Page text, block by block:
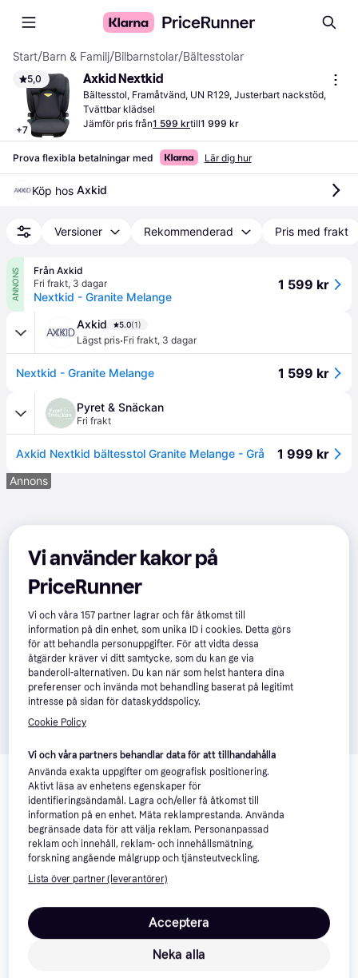
Start/Barn & Familj/Bilbarnstolar/Bältesstolar
5,0
+7
Axkid Nextkid
Bältesstol, Framåtvänd, UN R129, Justerbart nackstöd,
Tvättbar klädsel
Jämför pris från1 599 krtill1 999 kr
Prova flexibla betalningar med Lär dig hur
Köp hos Axkid
Versioner Rekommenderad Pris med frakt
ANNONS
Från Axkid
Fri frakt, 3 dagar
Nextkid - Granite Melange
1 599 kr
Axkid 5.0(1)
Lägst pris·Fri frakt, 3 dagar
Nextkid - Granite Melange 1 599 kr
Pyret & Snäckan
Fri frakt
Axkid Nextkid bältesstol Granite Melange - Grå 1 999 kr
Annons
Relaterade produkter
Vi har plockat fram ett urval av produkter som kanske skulle
intressera dig. Visa alla
Vi använder kakor på
PriceRunner
Vi och våra157 partner lagrar och får åtkomst till
information på din enhet, som unika ID i cookies. Detta görs
för att behandla personuppgifter. För att vidta dessa
åtgärder kräver vi ditt samtycke, som du kan ge via
banderoll-alternativen. Du kan när som helst hantera dina
preferenser och invända mot behandling baserat på legitimt
intresse på sidan för dataskyddspolicy.
Cookie Policy
Vi och våra partners behandlar data för att tillhandahålla
Använda exakta uppgifter om geografisk positionering.
Aktivt läsa av enhetens egenskaper för
identifieringsändamål. Lagra och/eller få åtkomst till
information på en enhet. Mäta reklamprestanda. Använda
begränsade data för att välja reklam. Personanpassad
reklam och innehåll, reklam- och innehållsmätning,
forskning angående målgrupp och tjänsteutveckling.
Lista över partner (leverantörer)
Neka alla
Acceptera